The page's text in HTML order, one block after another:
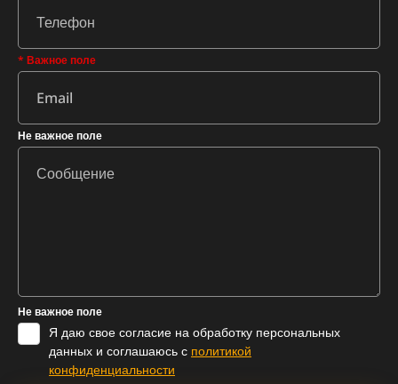
* Важное поле
Не важное поле
Не важное поле
Я даю свое согласие на обработку персональных
данных и соглашаюсь с политикой
конфиденциальности